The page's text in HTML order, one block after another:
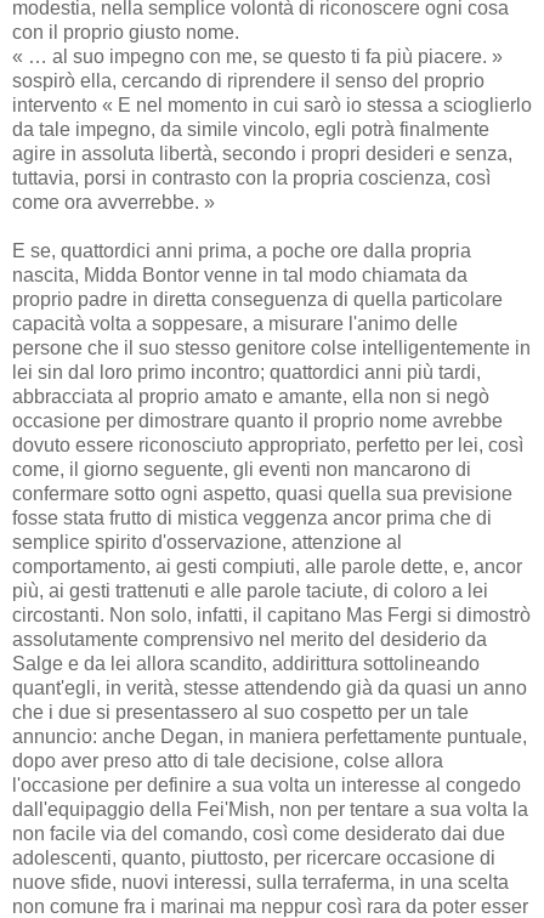
modestia, nella semplice volontà di riconoscere ogni cosa
con il proprio giusto nome.
« … al suo impegno con me, se questo ti fa più piacere. »
sospirò ella, cercando di riprendere il senso del proprio
intervento « E nel momento in cui sarò io stessa a scioglierlo
da tale impegno, da simile vincolo, egli potrà finalmente
agire in assoluta libertà, secondo i propri desideri e senza,
tuttavia, porsi in contrasto con la propria coscienza, così
come ora avverrebbe. »
E se, quattordici anni prima, a poche ore dalla propria
nascita, Midda Bontor venne in tal modo chiamata da
proprio padre in diretta conseguenza di quella particolare
capacità volta a soppesare, a misurare l'animo delle
persone che il suo stesso genitore colse intelligentemente in
lei sin dal loro primo incontro; quattordici anni più tardi,
abbracciata al proprio amato e amante, ella non si negò
occasione per dimostrare quanto il proprio nome avrebbe
dovuto essere riconosciuto appropriato, perfetto per lei, così
come, il giorno seguente, gli eventi non mancarono di
confermare sotto ogni aspetto, quasi quella sua previsione
fosse stata frutto di mistica veggenza ancor prima che di
semplice spirito d'osservazione, attenzione al
comportamento, ai gesti compiuti, alle parole dette, e, ancor
più, ai gesti trattenuti e alle parole taciute, di coloro a lei
circostanti. Non solo, infatti, il capitano Mas Fergi si dimostrò
assolutamente comprensivo nel merito del desiderio da
Salge e da lei allora scandito, addirittura sottolineando
quant'egli, in verità, stesse attendendo già da quasi un anno
che i due si presentassero al suo cospetto per un tale
annuncio: anche Degan, in maniera perfettamente puntuale,
dopo aver preso atto di tale decisione, colse allora
l'occasione per definire a sua volta un interesse al congedo
dall'equipaggio della Fei'Mish, non per tentare a sua volta la
non facile via del comando, così come desiderato dai due
adolescenti, quanto, piuttosto, per ricercare occasione di
nuove sfide, nuovi interessi, sulla terraferma, in una scelta
non comune fra i marinai ma neppur così rara da poter esser